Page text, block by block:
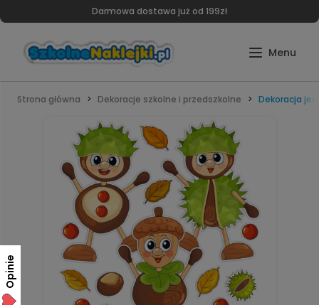
Darmowa dostawa już od 199zł
Strona główna Dekoracje szkolne i przedszkolne Dekoracja
Opinie